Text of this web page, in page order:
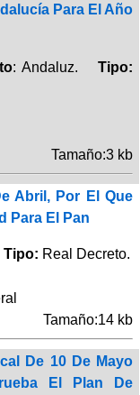
Para El Año
: Andaluz.Tipo:
Tamaño:3 kb
Abril, Por El Que
Para El Pan
Tipo: Real Decreto.
Tamaño:14 kb
De 10 De Mayo
El Plan De